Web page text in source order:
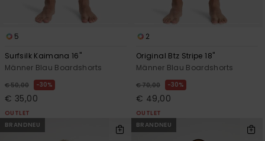
5
Surfsilk Kaimana 16"
Männer Blau Boardshorts
€ 50,00 30%
€ 35,00
OUTLET
2
Original Btz Stripe 18"
Männer Blau Boardshorts
€ 70,00 30%
€ 49,00
OUTLET
BRANDNEU
BRANDNEU